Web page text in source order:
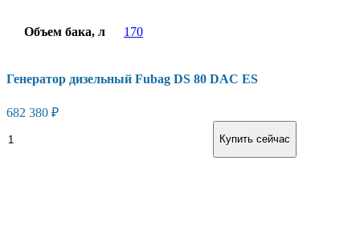
Объем бака, л 170
Генератор дизельный Fubag DS 80 DAC ES
682 380 ₽
Купить сейчас